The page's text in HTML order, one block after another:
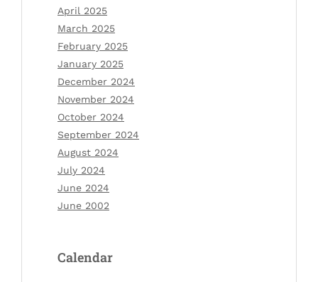
April 2025
March 2025
February 2025
January 2025
December 2024
November 2024
October 2024
September 2024
August 2024
July 2024
June 2024
June 2002
Calendar